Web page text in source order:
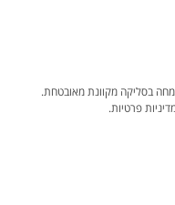
בסליקה מקוונת מאובטחת.
פרטיות.